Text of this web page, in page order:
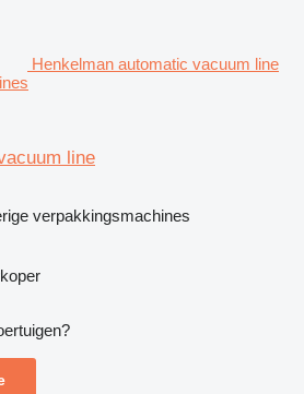
Henkelman automatic vacuum line
line
verpakkingsmachines